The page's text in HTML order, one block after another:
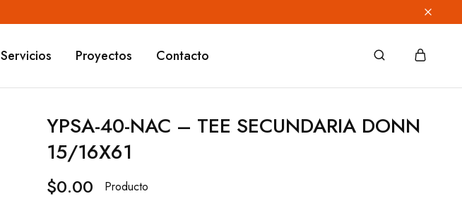
Servicios Proyectos Contacto
YPSA-40-NAC – TEE SECUNDARIA DONN
15/16X61
$0.00 Producto